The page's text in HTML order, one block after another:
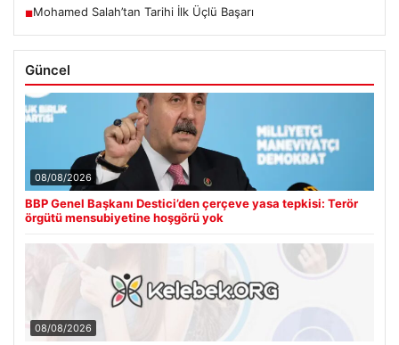
■Mohamed Salah’tan Tarihi İlk Üçlü Başarı
Güncel
08/08/2026
BBP Genel Başkanı Destici’den çerçeve yasa tepkisi: Terör
örgütü mensubiyetine hoşgörü yok
08/08/2026